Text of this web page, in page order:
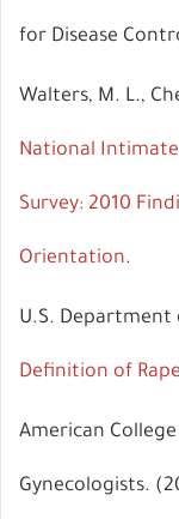
for Disease
Walters, M. L.,
National
Survey: 2010
Orientation.
U.S. Department
Definition of Rape
American
Gynecologists.